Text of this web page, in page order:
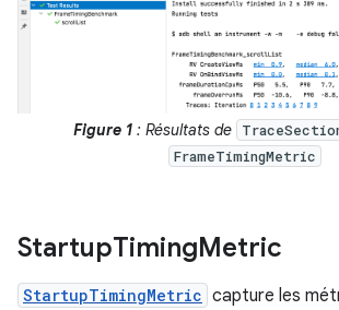
Figure 1: Résultats de
FrameTimingMetric
StartupTimingMetric
StartupTimingMetric capture les